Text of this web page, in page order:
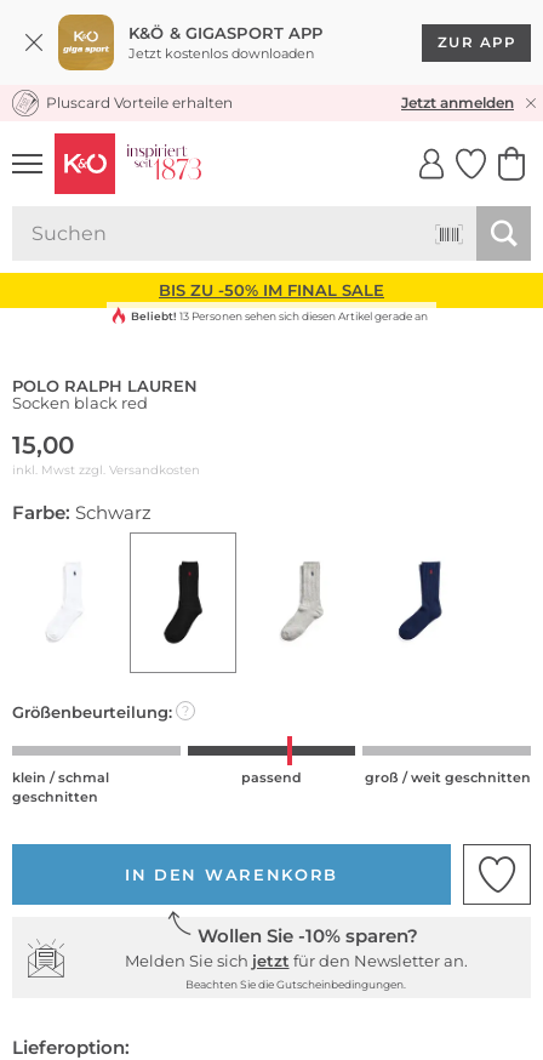
K&Ö & GIGASPORT APP
Jetzt kostenlos downloaden
ZUR APP
KOSTENLOSER VERSAND* & RÜCKVERSAND
Pluscard Vorteile erhalten Jetzt anmelden
UNSERE APP
CLICK &
BIS ZU -50% IM FINAL SALE
Beliebt! 13 Personen sehen sich diesen Artikel gerade an
POLO RALPH LAUREN
Socken black red
15,00
inkl. Mwst zzgl. Versandkosten
Farbe: Schwarz
Größenbeurteilung: ?
klein / schmal
geschnitten
passend groß / weit geschnitten
IN DEN WARENKORB
Wollen Sie -10% sparen?
Melden Sie sich jetzt für den Newsletter an.
Beachten Sie die Gutscheinbedingungen.
Lieferoption: